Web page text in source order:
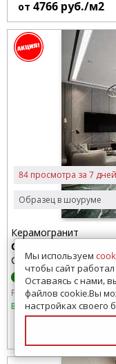
от 4766 руб./м2
Образец в шоуруме
84 просмотра за 7 дней
Керамогранит
Camlin
Global Tile (Индия)
Размер:600x600 мм
В наличии
Мы используем
чтобы сайт
Оставаясь с нами,
файлов cookie.Вы
настройках своего